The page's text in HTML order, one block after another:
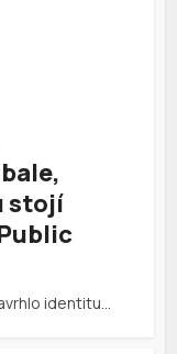
stojí
identitu…